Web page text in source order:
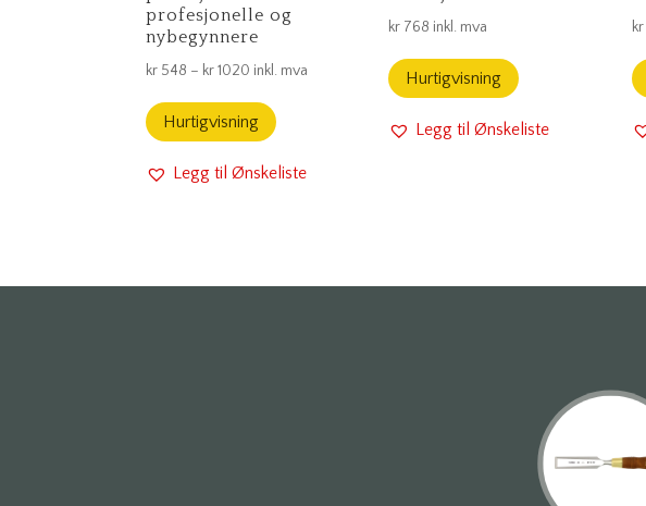
profesjonelle og
nybegynnere
kr 548 – kr1020 Prisområde:
til
inkl. mva
Hurtigvisning
Legg til Ønskeliste
kr 768 inkl. mva
Hurtigvisning
Legg til Ønskeliste
kr